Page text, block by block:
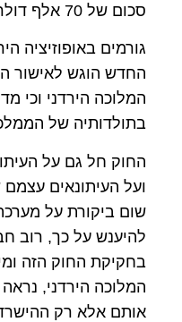
סכום של 70 אלף דולר
גורמים באופוזיציה
החדש הוגש לאישור
המלוכה הירדני וכי
בתולדותיה של
החוק חל גם על
ועל העיתונאים
שום ביקורת על
להיענש על כך, רוב
בחקיקת החוק הזה
המלוכה הירדני,
אותם אלא רק